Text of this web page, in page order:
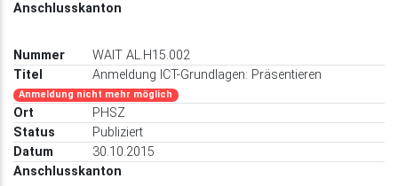
WAIT AL.H15.002
Anmeldung ICT-Grundlagen: Präsentieren
Anmeldung nicht mehr möglich
PHSZ
Publiziert
30.10.2015